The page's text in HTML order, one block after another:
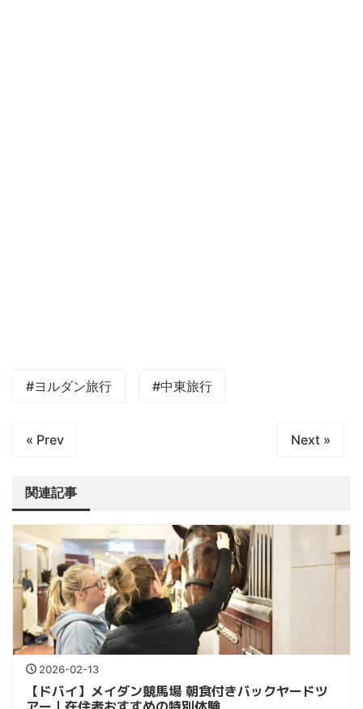
#ヨルダン旅行 #中東旅行
« Prev Next »
関連記事
2026-02-13
【ドバイ】メイダン競馬場 朝食付きバックヤードツ